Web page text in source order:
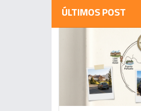
ÚLTIMOS POST